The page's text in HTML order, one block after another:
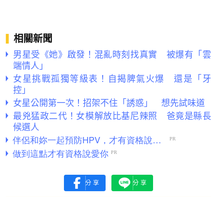
相關新聞
男星受《她》啟發！混亂時刻找真實 被爆有「雲
端情人」
女星挑戰孤獨等級表！自揭脾氣火爆 還是「牙
控」
女星公開第一次！招架不住「誘惑」 想先試味道
最兇猛政二代！女模解放比基尼辣照 爸竟是縣長
候選人
分享 分享